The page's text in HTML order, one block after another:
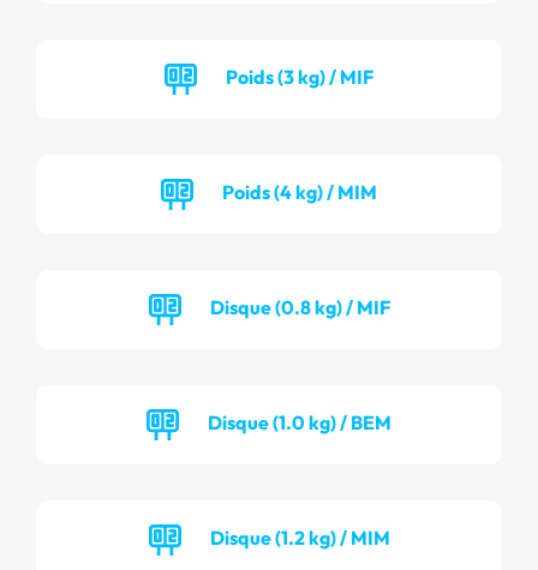
Poids (3 kg) / MIF
Poids (4 kg) / MIM
Disque (0.8 kg) / MIF
Disque (1.0 kg) / BEM
Disque (1.2 kg) / MIM